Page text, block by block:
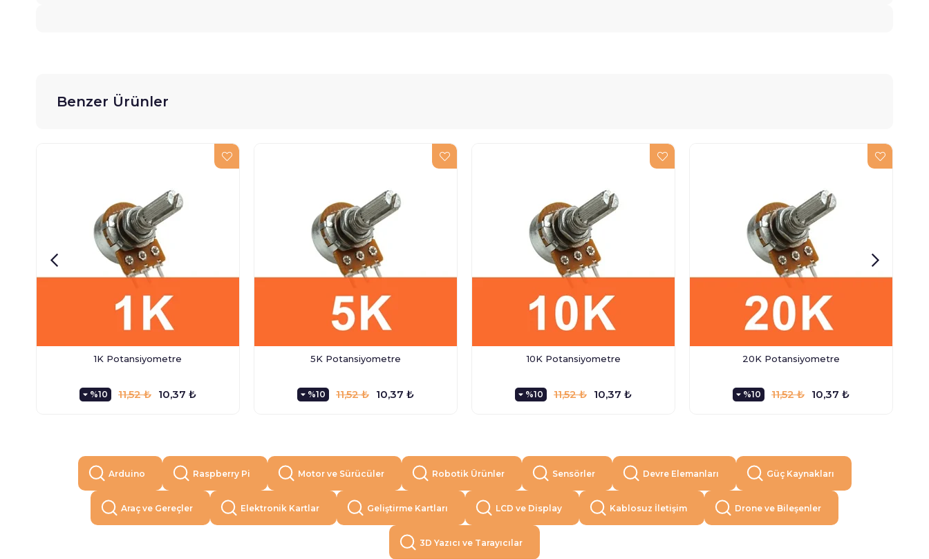
Benzer Ürünler
1K Potansiyometre
%10 10,37 ₺
11,52 ₺
5K Potansiyometre
%10 10,37 ₺
11,52 ₺
10K Potansiyometre
%10 10,37 ₺
11,52 ₺
20K Potansiyometre
%10 10,37 ₺
11,52 ₺
Arduino Raspberry Pi Motor ve Sürücüler Robotik Ürünler Sensörler Devre Elemanları Güç Kaynakları
Araç ve Gereçler Elektronik Kartlar Geliştirme Kartları LCD ve Display Kablosuz İletişim Drone ve Bileşenler
3D Yazıcı ve Tarayıcılar